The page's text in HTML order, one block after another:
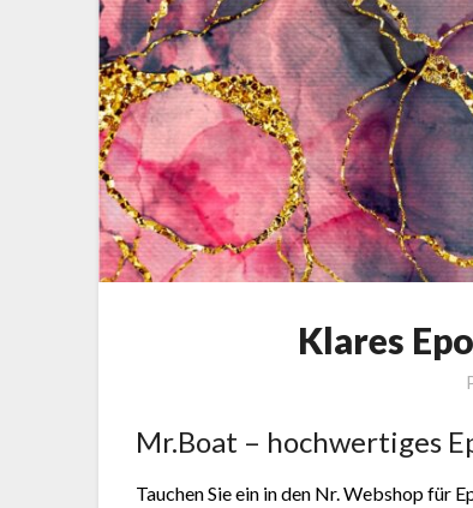
Klares
Mr.Boat – hochwertiges
Tauchen Sie ein in den Nr. Webshop für